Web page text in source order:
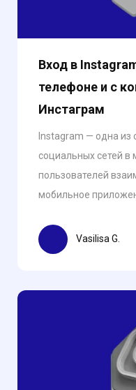
Вход в
телефоне и с
Инстаграм
Instagram — одна из
социальных сетей в
пользователей
мобильное
Vasilisa G.